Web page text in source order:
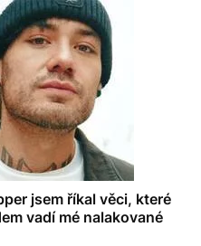
jsem říkal věci, které
vadí mé nalakované